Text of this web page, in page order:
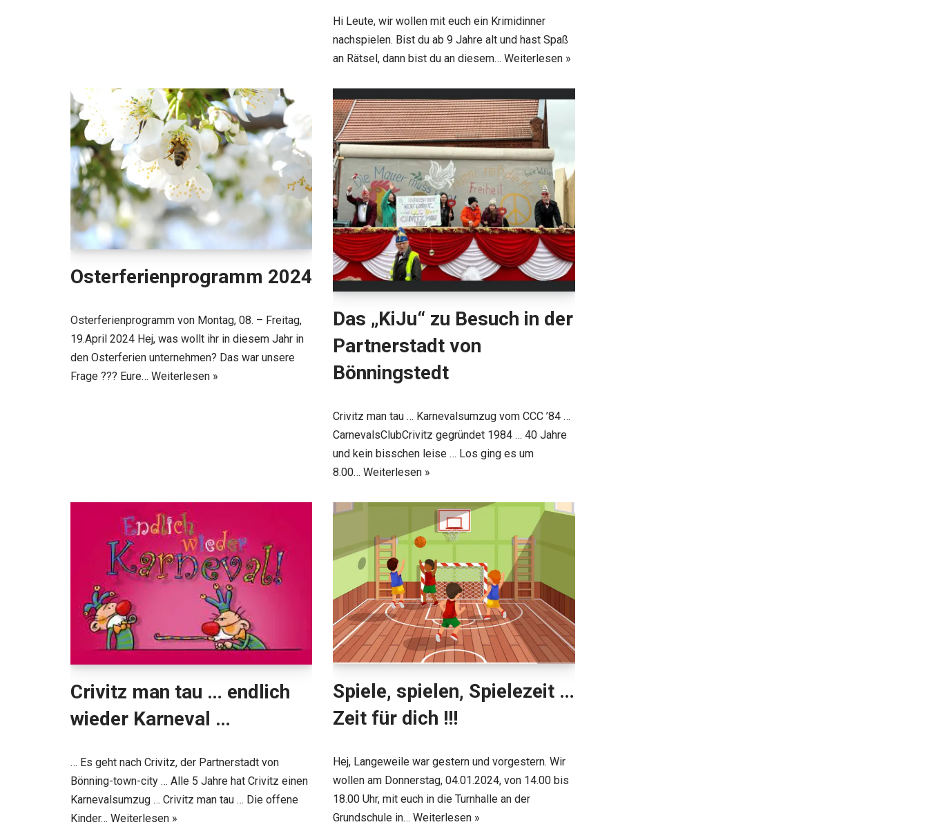
Hi Leute, wir wollen mit euch ein Krimidinner
nachspielen. Bist du ab 9 Jahre alt und hast Spaß
an Rätsel, dann bist du an diesem…Weiterlesen »
Osterferienprogramm 2024
Osterferienprogramm von Montag, 08. – Freitag,
19.April 2024 Hej, was wollt ihr in diesem Jahr in
den Osterferien unternehmen? Das war unsere
Frage ??? Eure… Weiterlesen »
Das „KiJu“ zu Besuch in der
Partnerstadt von
Bönningstedt
Crivitz man tau … Karnevalsumzug vom CCC ’84 …
CarnevalsClubCrivitz gegründet 1984 … 40 Jahre
und kein bisschen leise … Los ging es um
8.00…Weiterlesen »
Crivitz man tau … endlich
wieder Karneval …
… Es geht nach Crivitz, der Partnerstadt von
Bönning-town-city … Alle 5 Jahre hat Crivitz einen
Karnevalsumzug … Crivitz man tau … Die offene
Kinder… Weiterlesen »
Spiele, spielen, Spielezeit …
Zeit für dich !!!
Hej, Langeweile war gestern und vorgestern. Wir
wollen am Donnerstag, 04.01.2024, von 14.00 bis
18.00 Uhr, mit euch in die Turnhalle an der
Grundschule in…Weiterlesen »